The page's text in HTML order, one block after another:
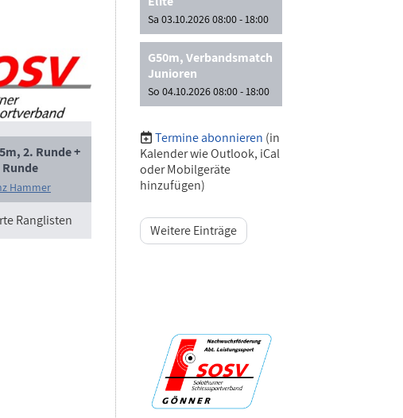
2. Runde +
Hammer
Ranglisten
Sa 03.10.2026 08:00 - 18:00
G50m, Verbandsmatch
Junioren
So 04.10.2026 08:00 - 18:00
Termine abonnieren (in
Kalender wie Outlook, iCal
oder Mobilgeräte
hinzufügen)
Weitere Einträge